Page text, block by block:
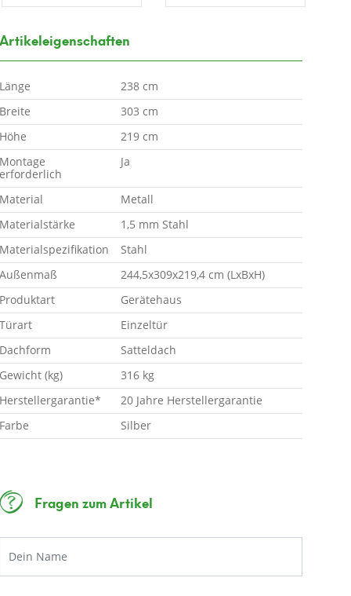
Artikeleigenschaften
Länge
238 cm
Breite
303 cm
Höhe
219 cm
Montage
erforderlich
Ja
Material
Metall
Materialstärke
1,5 mm Stahl
Materialspezifikation
Stahl
Außenmaß
244,5x309x219,4 cm (LxBxH)
Produktart
Gerätehaus
Türart
Einzeltür
Dachform
Satteldach
Gewicht (kg)
316 kg
Herstellergarantie*
20 Jahre Herstellergarantie
Farbe
Silber
Fragen zum Artikel